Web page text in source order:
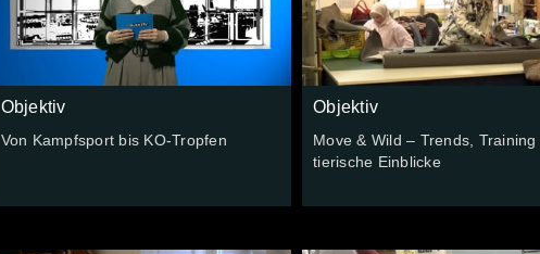
Objektiv
Von Kampfsport bis KO-Tropfen
Objektiv
Move & Wild – Trends, Training
tierische Einblicke